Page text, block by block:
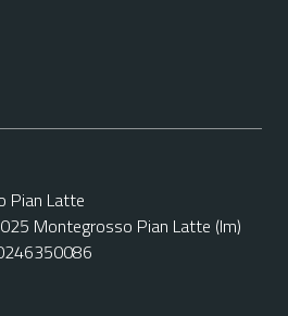
Pian Latte
Montegrosso Pian Latte (Im)